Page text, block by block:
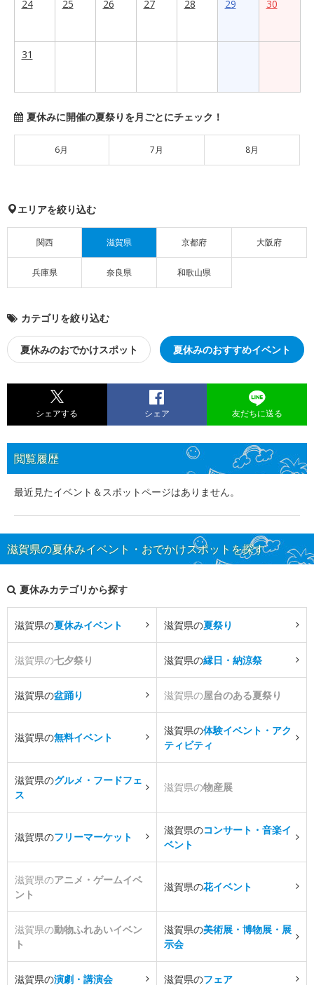
24 25 26 27 28 29 30
31
夏休みに開催の夏祭りを月ごとにチェック！
6月 7月 8月
エリアを絞り込む
関西 滋賀県 京都府 大阪府
兵庫県 奈良県 和歌山県
カテゴリを絞り込む
夏休みのおでかけスポット 夏休みのおすすめイベント
シェアする シェア 友だちに送る
閲覧履歴
最近見たイベント＆スポットページはありません。
滋賀県の夏休みイベント・おでかけスポットを探す
夏休みカテゴリから探す
滋賀県の夏休みイベント 滋賀県の夏祭り
滋賀県の七夕祭り 滋賀県の縁日・納涼祭
滋賀県の盆踊り 滋賀県の屋台のある夏祭り
滋賀県の無料イベント
滋賀県の体験イベント・アク
ティビティ
滋賀県のグルメ・フードフェ
ス
滋賀県の物産展
滋賀県のフリーマーケット
滋賀県のコンサート・音楽イ
ベント
滋賀県のアニメ・ゲームイベ
ント
滋賀県の花イベント
滋賀県の動物ふれあいイベン
ト
滋賀県の美術展・博物展・展
示会
滋賀県の演劇・講演会 滋賀県のフェア